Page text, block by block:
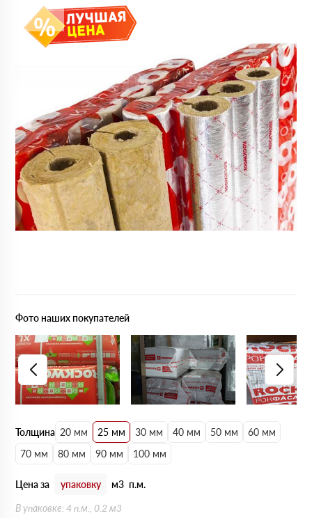
Толщина 20 мм 25 мм 30 мм 40 мм 50 мм
60 мм
70 мм
80 мм 90 мм 100 мм
Цена за упаковку м3 п.м.
В упаковке: 4 п.м., 0.2 м3
Фото наших покупателей